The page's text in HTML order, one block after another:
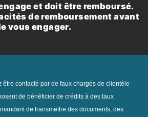
et doit être remboursé.
de remboursement avant
vous engager.
être contacté par de faux chargés de clientèle
de bénéficier de crédits à des taux
de transmettre des documents, des